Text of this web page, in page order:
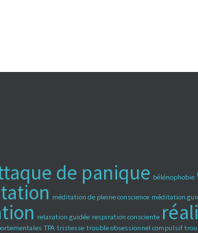
de panique bélénophobie
méditation de pleine conscience méditation
relaxation guidée respiration consciente
TPA tristesse trouble obsessionnel compulsif